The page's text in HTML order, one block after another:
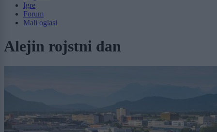
Igre
Forum
Mali oglasi
Alejin rojstni dan